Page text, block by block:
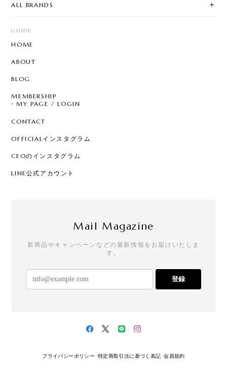
ALL BRANDS
GUIDE
HOME
ABOUT
BLOG
MEMBERSHIP
MY PAGE / LOGIN
CONTACT
OFFICIALインスタグラム
CEOのインスタグラム
LINE公式アカウント
Mail Magazine
新商品やキャンペーンなどの最新情報をお届けいたしま
す。
登録
プライバシーポリシー 特定商取引法に基づく表記 会員規約